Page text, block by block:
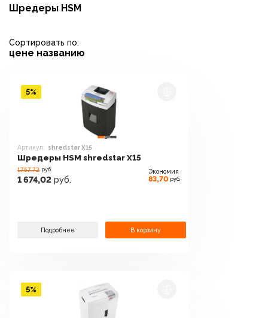
Шредеры HSM
Сортировать по:
цене названию
Артикул: shredstar X15
Шредеры HSM shredstar X15
1757.72 руб.
1 674,02 руб.
Экономия
83,70 руб.
Подробнее В корзину
5%
5%